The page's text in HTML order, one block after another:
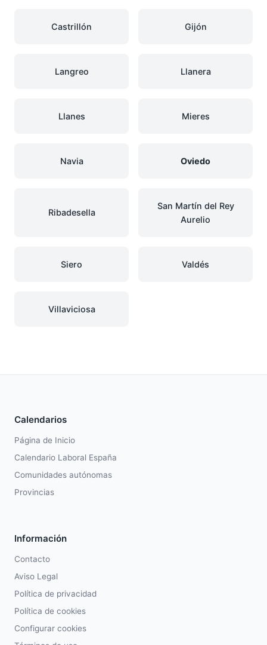
Castrillón Gijón
Langreo Llanera
Llanes Mieres
Navia Oviedo
Ribadesella
San Martín del Rey
Aurelio
Siero Valdés
Villaviciosa
Calendarios
Página de Inicio
Calendario Laboral España
Comunidades autónomas
Provincias
Información
Contacto
Aviso Legal
Política de privacidad
Política de cookies
Configurar cookies